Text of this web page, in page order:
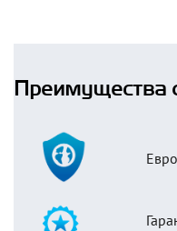
Преимущества